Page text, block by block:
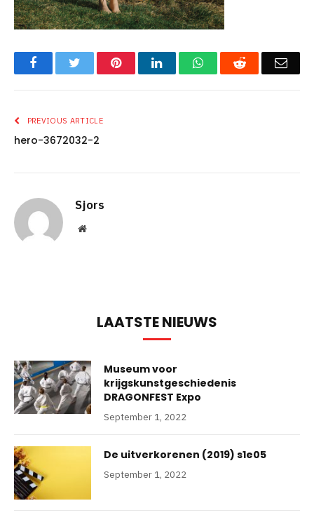
FacebookTwitter PinterestLinkedInWhatsAppReddit
PREVIOUS ARTICLE
hero-3672032-2
Sjors
Website
LAATSTE NIEUWS
Museum voor
krijgskunstgeschiedenis
DRAGONFEST Expo
September 1, 2022
De uitverkorenen (2019) s1e05
September 1, 2022